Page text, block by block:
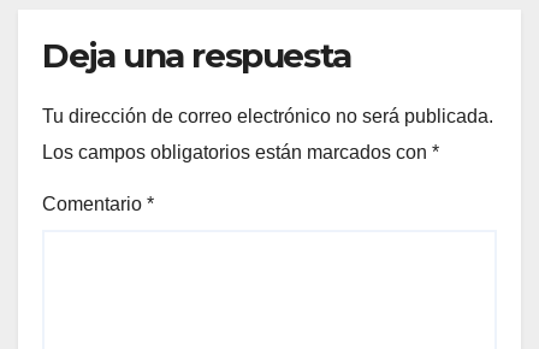
Deja una respuesta
Tu dirección de correo electrónico no será publicada.
Los campos obligatorios están marcados con *
Comentario *